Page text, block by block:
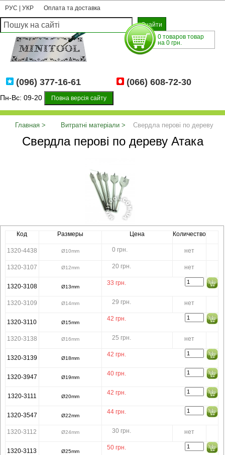
РУС УКР Оплата та доставка
0 товаров товар
на 0 грн.
(096) 377-16-61 (066) 608-72-30
Пн-Вс: 09-20 Повна версія сайту
Главная Витратні матеріали
Свердла перові по дереву
АтакаСвердла перові по дереву Атака
Код Размеры Цена Количество
1320-4438 Ø10mm 0 грн. нет
1320-3107 Ø12mm 20 грн. нет
1320-3108 Ø13mm
33 грн.
1320-3109 Ø14mm 29 грн. нет
1320-3110 Ø15mm
42 грн.
1320-3138 Ø16mm 25 грн. нет
1320-3139 Ø18mm
42 грн.
1320-3947 Ø19mm
40 грн.
1320-3111 Ø20mm
42 грн.
1320-3547 Ø22mm
44 грн.
1320-3112 Ø24mm 30 грн. нет
1320-3113 Ø25mm
50 грн.